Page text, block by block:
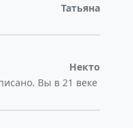
Татьяна
Некто
Вы в 21 веке